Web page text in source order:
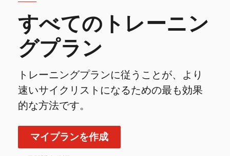
すべてのトレーニン
グプラン
トレーニングプランに従うことが、より
速いサイクリストになるための最も効果
的な方法です。
マイプランを作成